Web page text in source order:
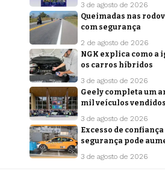
3 de agosto de 2026
Queimadas nas
com segurança
2 de agosto de 2026
NGK explica como a
os carros híbridos
3 de agosto de 2026
Geely completa um
mil veículos vendidos
3 de agosto de 2026
Excesso de
segurança pode
3 de agosto de 2026